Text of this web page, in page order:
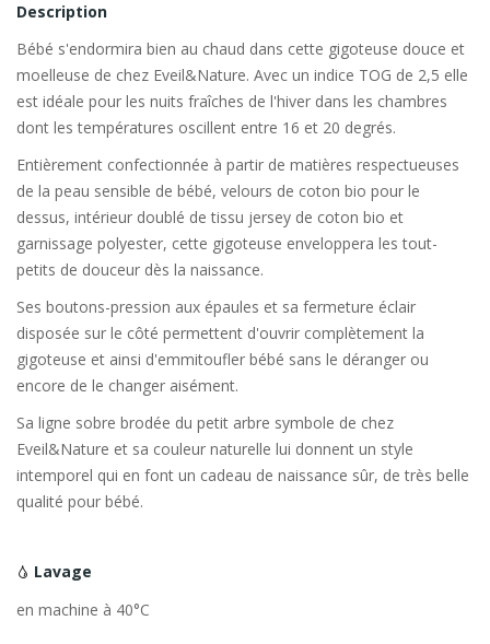
Description
Bébé s'endormira bien au chaud dans cette gigoteuse douce et
moelleuse de chez Eveil&Nature. Avec un indice TOG de 2,5 elle
est idéale pour les nuits fraîches de l'hiver dans les chambres
dont les températures oscillent entre 16 et 20 degrés.
Entièrement confectionnée à partir de matières respectueuses
de la peau sensible de bébé, velours de coton bio pour le
dessus, intérieur doublé de tissu jersey de coton bio et
garnissage polyester, cette gigoteuse enveloppera les tout-
petits de douceur dès la naissance.
Ses boutons-pression aux épaules et sa fermeture éclair
disposée sur le côté permettent d'ouvrir complètement la
gigoteuse et ainsi d'emmitoufler bébé sans le déranger ou
encore de le changer aisément.
Sa ligne sobre brodée du petit arbre symbole de chez
Eveil&Nature et sa couleur naturelle lui donnent un style
intemporel qui en font un cadeau de naissance sûr, de très belle
qualité pour bébé.
Lavage
en machine à 40°C